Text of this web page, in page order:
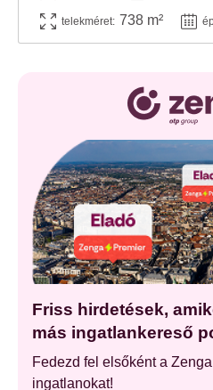
telekméret: 738 m²
Friss hirdetések,
más ingatlankereső
Fedezd fel elsőként a
ingatlanokat!